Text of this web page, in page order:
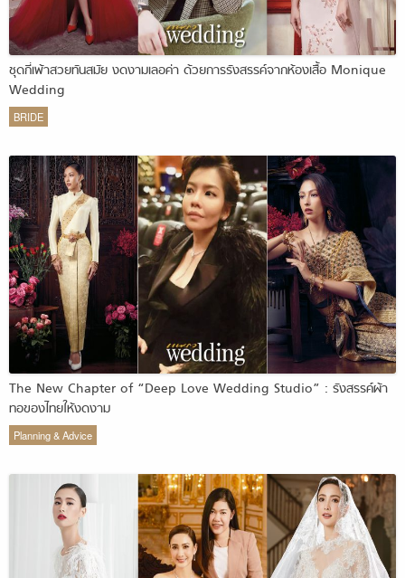
ชุดกี่เพ้าสวยทันสมัย งดงามเลอค่า ด้วยการรังสรรค์จากห้องเสื้อ Monique
Wedding
BRIDE
The New Chapter of “Deep Love Wedding Studio” : รังสรรค์ผ้า
ทอของไทยให้งดงาม
Planning & Advice